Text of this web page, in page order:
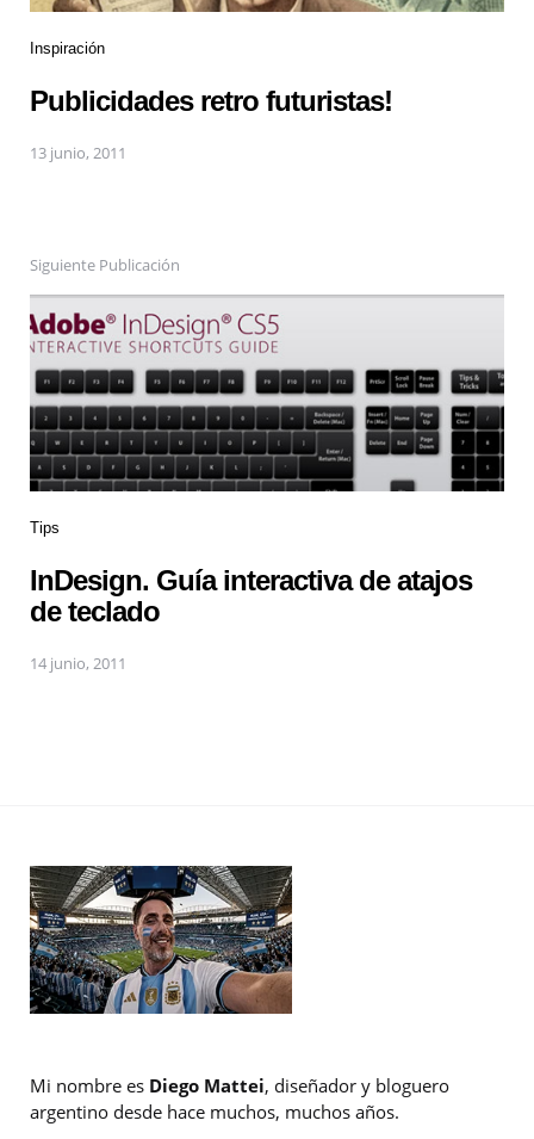
Inspiración
Publicidades retro futuristas!
13 junio, 2011
Siguiente Publicación
Tips
InDesign. Guía interactiva de atajos
de teclado
14 junio, 2011
Mi nombre es Diego Mattei, diseñador y bloguero
argentino desde hace muchos, muchos años.